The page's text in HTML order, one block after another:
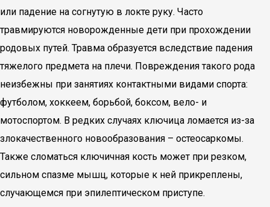
или падение на согнутую в локте руку. Часто
травмируются новорожденные дети при прохождении
родовых путей. Травма образуется вследствие падения
тяжелого предмета на плечи. Повреждения такого рода
неизбежны при занятиях контактными видами спорта:
футболом, хоккеем, борьбой, боксом, вело- и
мотоспортом. В редких случаях ключица ломается из-за
злокачественного новообразования – остеосаркомы.
Также сломаться ключичная кость может при резком,
сильном спазме мышц, которые к ней прикреплены,
случающемся при эпилептическом приступе.